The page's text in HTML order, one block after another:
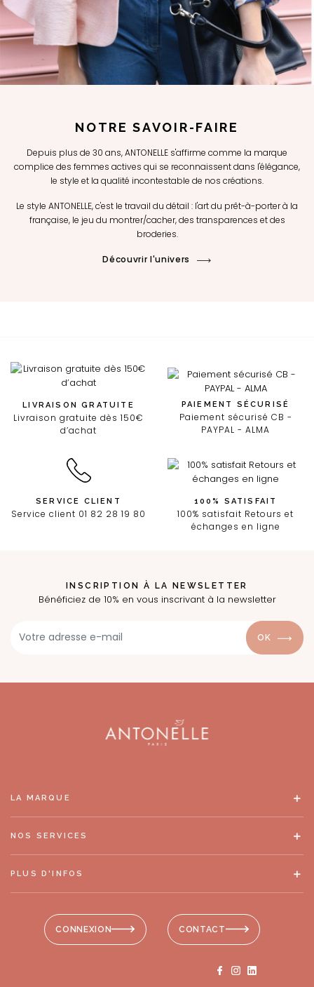
NOTRE SAVOIR-FAIRE
Depuis plus de 30 ans, ANTONELLE s'affirme comme la marque
complice des femmes actives qui se reconnaissent dans l'élégance,
le style et la qualité incontestable de nos créations.
Le style ANTONELLE, c'est le travail du détail : l'art du prêt-à-porter à la
française, le jeu du montrer/cacher, des transparences et des
broderies.
Découvrir l'univers
LIVRAISON GRATUITE
Livraison gratuite dès 150€
d’achat
PAIEMENT SÉCURISÉ
Paiement sécurisé CB -
PAYPAL - ALMA
SERVICE CLIENT
Service client 01 82 28 19 80
100% SATISFAIT
100% satisfait Retours et
échanges en ligne
INSCRIPTION À LA NEWSLETTER
Bénéficiez de 10% en vous inscrivant à la newsletter
OK
CONNEXION CONTACT
LA MARQUE
NOS SERVICES
PLUS D'INFOS